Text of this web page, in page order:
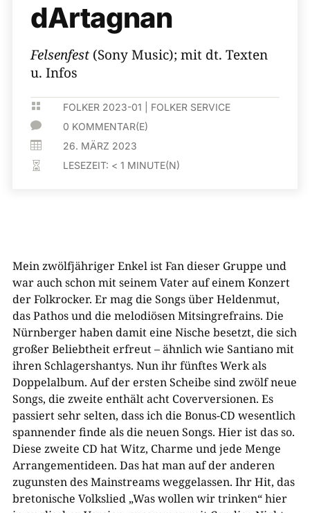
dArtagnan
Felsenfest (Sony Music); mit dt. Texten
u. Infos
 FOLKER 2023-01 FOLKER SERVICE
 0 KOMMENTAR(E)
 26. MÄRZ 2023
 LESEZEIT: < 1 MINUTE(N)
Mein zwölfjähriger Enkel ist Fan dieser Gruppe und
war auch schon mit seinem Vater auf einem Konzert
der Folkrocker. Er mag die Songs über Heldenmut,
das Pathos und die melodiösen Mitsingrefrains. Die
Nürnberger haben damit eine Nische besetzt, die sich
großer Beliebtheit erfreut – ähnlich wie Santiano mit
ihren Schlagershantys. Nun ihr fünftes Werk als
Doppelalbum. Auf der ersten Scheibe sind zwölf neue
Songs, die zweite enthält acht Coverversionen. Es
passiert sehr selten, dass ich die Bonus-CD wesentlich
spannender finde als die neuen Songs. Hier ist das so.
Diese zweite CD hat Witz, Charme und jede Menge
Arrangementideen. Das hat man auf der anderen
zugunsten des Mainstreams weggelassen. Ihr Hit, das
bretonische Volkslied „Was wollen wir trinken“ hier